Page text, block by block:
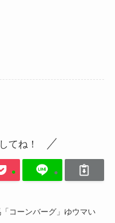
てね！
コーンバーグ」ゆウマい